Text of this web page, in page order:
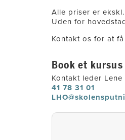
Alle priser er
Uden for
Kontakt os for at
Book et
Kontakt leder
41 78 31 01